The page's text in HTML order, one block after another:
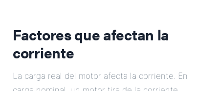
Factores que afectan la
corriente
La carga real del motor afecta la corriente. En